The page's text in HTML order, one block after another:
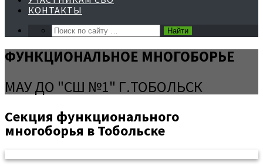
КОНТАКТЫ
ФУНКЦИОНАЛЬНОЕ МНОГОБОРЬЕ
МАУ ДО "СШ №1" Г.ТОБОЛЬСК
Секция функционального
многоборья в Тобольске